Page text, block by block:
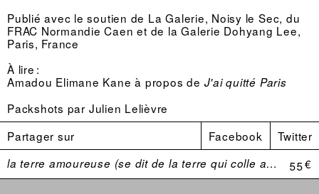
Publié avec le soutien de La Galerie, Noisy le Sec, du
FRAC Normandie Caen et de la Galerie Dohyang Lee,
Paris, France
À lire :
Amadou Elimane Kane à propos de J'ai quitté Paris
Packshots par Julien Lelièvre
Partager sur
Facebook Twitter
la terre amoureuse (se dit de la terre qui colle aux bottes) 55 €